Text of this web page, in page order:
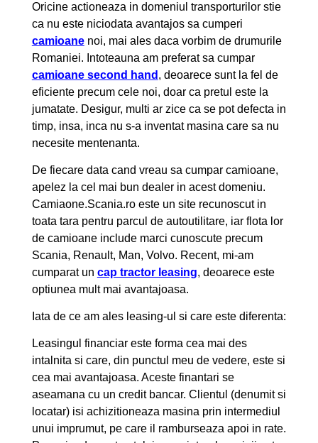
Oricine actioneaza in domeniul transporturilor stie
ca nu este niciodata avantajos sa cumperi
camioanenoi, mai ales daca vorbim de drumurile
Romaniei. Intoteauna am preferat sa cumpar
camioane second hand , deoarece sunt la fel de
eficiente precum cele noi, doar ca pretul este la
jumatate. Desigur, multi ar zice ca se pot defecta in
timp, insa, inca nu s-a inventat masina care sa nu
necesite mentenanta.
De fiecare data cand vreau sa cumpar camioane,
apelez la cel mai bun dealer in acest domeniu.
Camiaone.Scania.ro este un site recunoscut in
toata tara pentru parcul de autoutilitare, iar flota lor
de camioane include marci cunoscute precum
Scania, Renault, Man, Volvo. Recent, mi-am
cumparat un cap tractor leasing, deoarece este
optiunea mult mai avantajoasa.
Iata de ce am ales leasing-ul si care este diferenta:
Leasingul financiar este forma cea mai des
intalnita si care, din punctul meu de vedere, este si
cea mai avantajoasa. Aceste finantari se
aseamana cu un credit bancar. Clientul (denumit si
locatar) isi achizitioneaza masina prin intermediul
unui imprumut, pe care il ramburseaza apoi in rate.